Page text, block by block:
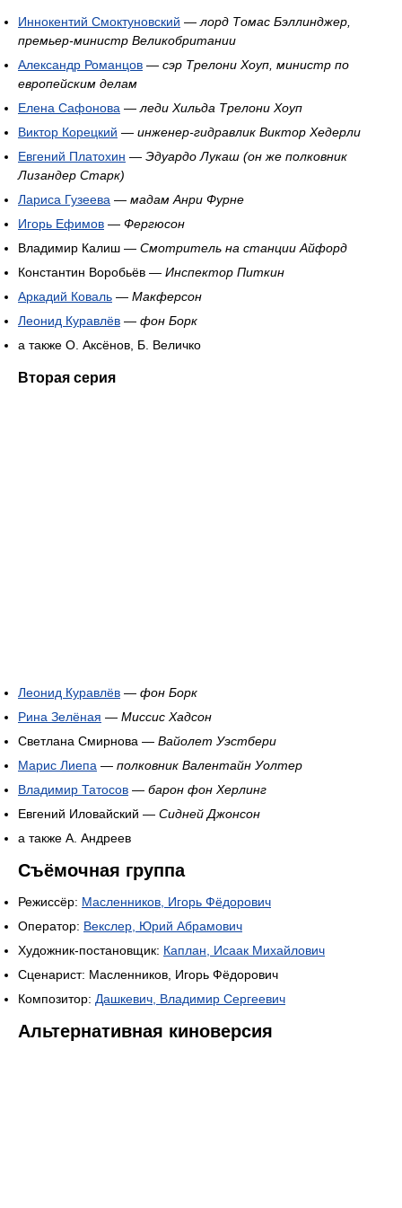
Иннокентий Смоктуновский — лорд Томас Бэллинджер,
премьер-министр Великобритании
Александр Романцов — сэр Трелони Хоуп, министр по
европейским делам
Елена Сафонова — леди Хильда Трелони Хоуп
Виктор Корецкий — инженер-гидравлик Виктор Хедерли
Евгений Платохин — Эдуардо Лукаш (он же полковник
Лизандер Старк)
Лариса Гузеева — мадам Анри Фурне
Игорь Ефимов — Фергюсон
Владимир Калиш — Смотритель на станции Айфорд
Константин Воробьёв — Инспектор Питкин
Аркадий Коваль — Макферсон
Леонид Куравлёв — фон Борк
а также О. Аксёнов, Б. Величко
Вторая серия
Леонид Куравлёв — фон Борк
Рина Зелёная — Миссис Хадсон
Светлана Смирнова — Вайолет Уэстбери
Марис Лиепа — полковник Валентайн Уолтер
Владимир Татосов — барон фон Херлинг
Евгений Иловайский — Сидней Джонсон
а также А. Андреев
Съёмочная группа
Режиссёр: Масленников, Игорь Фёдорович
Оператор: Векслер, Юрий Абрамович
Художник-постановщик: Каплан, Исаак Михайлович
Сценарист: Масленников, Игорь Фёдорович
Композитор: Дашкевич, Владимир Сергеевич
Альтернативная киноверсия